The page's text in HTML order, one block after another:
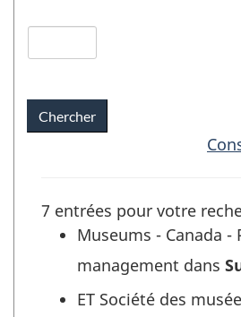
pour
champs
2
Date
7 entrées pour votre
Museums - Canada -
management dans
ET Société des